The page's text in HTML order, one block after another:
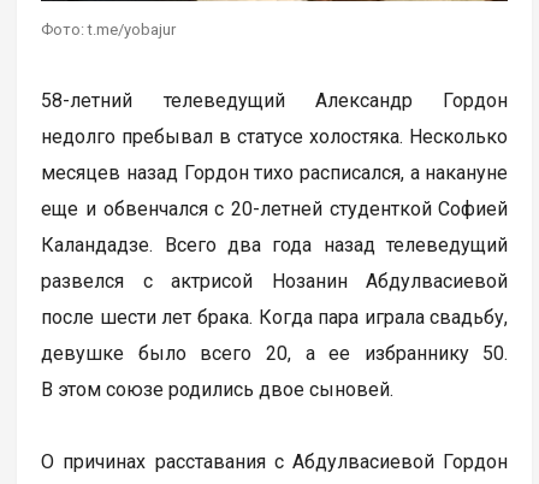
Фото: t.me/yobajur
58-летний телеведущий Александр Гордон
недолго пребывал в статусе холостяка. Несколько
месяцев назад Гордон тихо расписался, а накануне
еще и обвенчался с 20-летней студенткой Софией
Каландадзе. Всего два года назад телеведущий
развелся с актрисой Нозанин Абдулвасиевой
после шести лет брака. Когда пара играла свадьбу,
девушке было всего 20, а ее избраннику 50.
В этом союзе родились двое сыновей.
О причинах расставания с Абдулвасиевой Гордон